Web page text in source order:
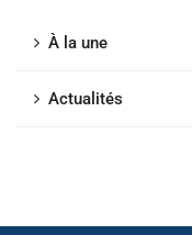
À la une
Actualités